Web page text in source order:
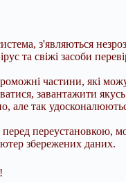
з'являються
та свіжі засоби
частини, які
завантажити якусь
але так
збережених даних.